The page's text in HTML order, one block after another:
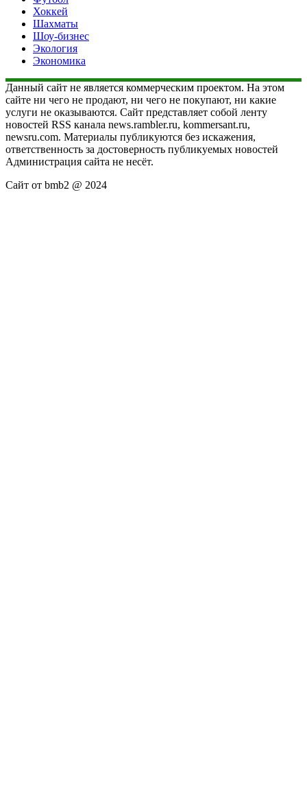
Хоккей
Шахматы
Шоу-бизнес
Экология
Экономика
Данный сайт не является коммерческим проектом. На этом
сайте ни чего не продают, ни чего не покупают, ни какие
услуги не оказываются. Сайт представляет собой ленту
новостей RSS канала news.rambler.ru, kommersant.ru,
newsru.com. Материалы публикуются без искажения,
ответственность за достоверность публикуемых новостей
Администрация сайта не несёт.
Сайт от bmb2 @ 2024